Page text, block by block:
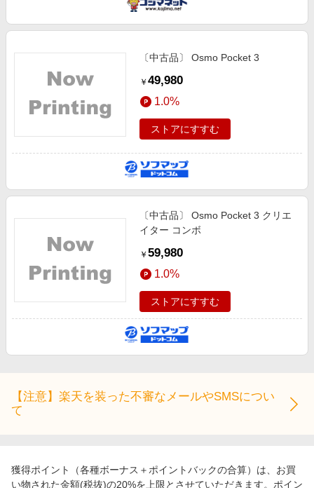
〔中古品〕 Osmo Pocket 3
￥ 49,980
1.0%
ストアにすすむ
〔中古品〕 Osmo Pocket 3 クリエ
イター コンボ
￥ 59,980
1.0%
ストアにすすむ
【注意】楽天を装った不審なメールやSMSについ
て
獲得ポイント（各種ボーナス＋ポイントバックの合算）は、お買
い物された金額(税抜)の20%を上限とさせていただきます。ポイン